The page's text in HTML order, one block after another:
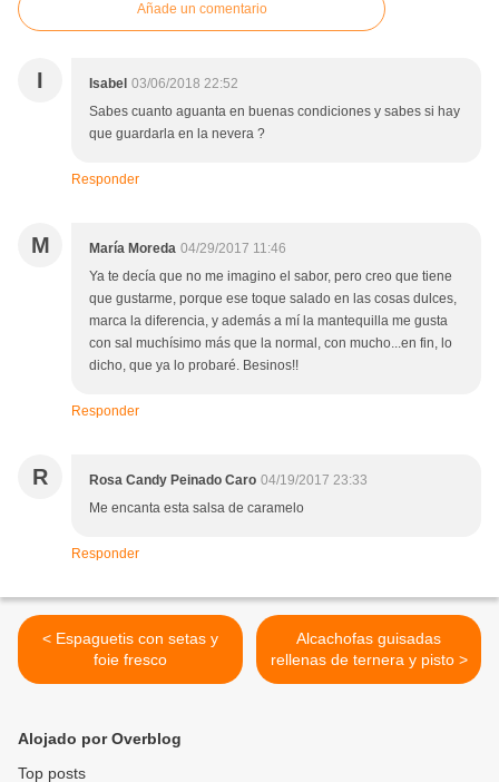
Añade un comentario
I Isabel 03/06/2018 22:52
Sabes cuanto aguanta en buenas condiciones y sabes si hay
que guardarla en la nevera ?
Responder
M María Moreda 04/29/2017 11:46
Ya te decía que no me imagino el sabor, pero creo que tiene
que gustarme, porque ese toque salado en las cosas dulces,
marca la diferencia, y además a mí la mantequilla me gusta
con sal muchísimo más que la normal, con mucho...en fin, lo
dicho, que ya lo probaré. Besinos!!
Responder
R Rosa Candy Peinado Caro 04/19/2017 23:33
Me encanta esta salsa de caramelo
Responder
< Espaguetis con setas y
foie fresco
Alcachofas guisadas
rellenas de ternera y pisto >
Alojado por Overblog
Top posts